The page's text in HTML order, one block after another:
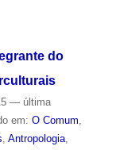
do
— última
em: O Comum,
, Antropologia,